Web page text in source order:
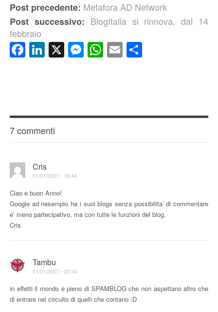
Post precedente: Metafora AD Network
Post successivo: BlogItalia si rinnova, dal 14
febbraio
Facebook
LinkedIn
X Messenger
WhatsApp
Email
7 commenti
Cris
01/01/2007 - 18:44
Ciao e buon Anno!
Google ad nesempio ha i suoi blogs senza possibilita’ di commentare
e’ meno partecipativo, ma con tutte le funzioni del blog.
Cris
Tambu
01/01/2007 - 20:34
in effetti il mondo è pieno di SPAMBLOG che non aspettano altro che
di entrare nel circuito di quelli che contano :D